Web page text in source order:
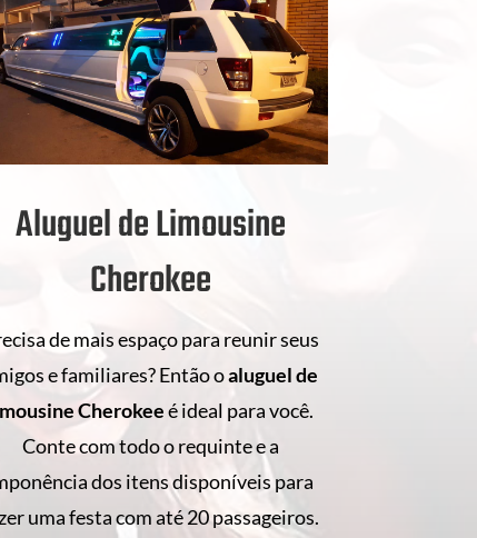
Aluguel de Limousine
Cherokee
de mais espaço para reunir seus
e familiares? Então oaluguel de
Cherokeeé ideal para você.
Conte com todo o requinte e a
dos itens disponíveis para
uma festa com até 20 passageiros.